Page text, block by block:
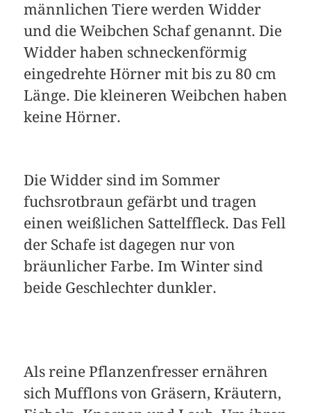
männlichen Tiere werden Widder
und die Weibchen Schaf genannt. Die
Widder haben schneckenförmig
eingedrehte Hörner mit bis zu 80 cm
Länge. Die kleineren Weibchen haben
keine Hörner.
Die Widder sind im Sommer
fuchsrotbraun gefärbt und tragen
einen weißlichen Sattelffleck. Das Fell
der Schafe ist dagegen nur von
bräunlicher Farbe. Im Winter sind
beide Geschlechter dunkler.
Als reine Pflanzenfresser ernähren
sich Mufflons von Gräsern, Kräutern,